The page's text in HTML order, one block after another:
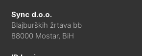
Sync d.o.o.
Blajburških žrtava bb
88000 Mostar, BiH